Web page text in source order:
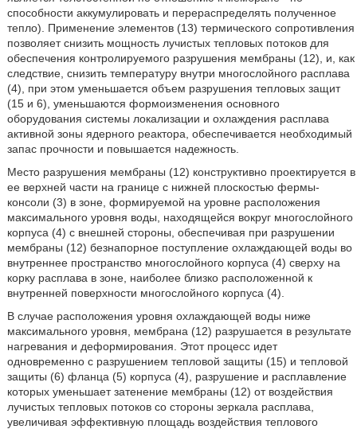
способности аккумулировать и перераспределять полученное
тепло). Применение элементов (13) термического сопротивления
позволяет снизить мощность лучистых тепловых потоков для
обеспечения контролируемого разрушения мембраны (12), и, как
следствие, снизить температуру внутри многослойного расплава
(4), при этом уменьшается объем разрушения тепловых защит
(15 и 6), уменьшаются формоизменения основного
оборудования системы локализации и охлаждения расплава
активной зоны ядерного реактора, обеспечивается необходимый
запас прочности и повышается надежность.
Место разрушения мембраны (12) конструктивно проектируется в
ее верхней части на границе с нижней плоскостью фермы-
консоли (3) в зоне, формируемой на уровне расположения
максимального уровня воды, находящейся вокруг многослойного
корпуса (4) с внешней стороны, обеспечивая при разрушении
мембраны (12) безнапорное поступление охлаждающей воды во
внутреннее пространство многослойного корпуса (4) сверху на
корку расплава в зоне, наиболее близко расположенной к
внутренней поверхности многослойного корпуса (4).
В случае расположения уровня охлаждающей воды ниже
максимального уровня, мембрана (12) разрушается в результате
нагревания и деформирования. Этот процесс идет
одновременно с разрушением тепловой защиты (15) и тепловой
защиты (6) фланца (5) корпуса (4), разрушение и расплавление
которых уменьшает затенение мембраны (12) от воздействия
лучистых тепловых потоков со стороны зеркала расплава,
увеличивая эффективную площадь воздействия теплового